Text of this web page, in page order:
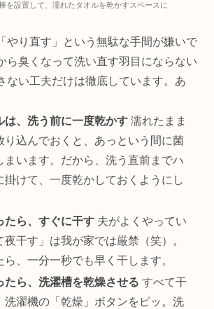
を設置して、濡れたタオルを乾かすスペースに
やり直す」という無駄な手間が嫌いで
ら臭くなって洗い直す羽目にならない
ない工夫だけは徹底しています。あ
は、洗う前に一度乾かす 濡れたまま
り込んでおくと、あっという間に菌
まいます。だから、洗う直前までハ
掛けて、一度乾かしておくようにし
たら、すぐに干す 夫がよくやってい
夜干す」は我が家では厳禁（笑）。
ら、一分一秒でも早く干します。
たら、洗濯槽を乾燥させる すべて干
洗濯機の「乾燥」ボタンをピッ。洗